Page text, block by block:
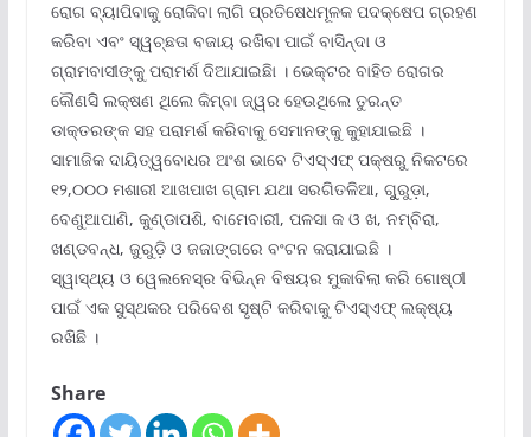
ରୋଗ ବ୍ୟାପିବାକୁ ରୋକିବା ଲାଗି ପ୍ରତିଷେଧମୂଳକ ପଦକ୍ଷେପ ଗ୍ରହଣ
କରିବା ଏବଂ ସ୍ୱଚ୍ଛତା ବଜାୟ ରଖିବା ପାଇଁ ବାସିନ୍ଦା ଓ
ଗ୍ରାମବାସୀଙ୍କୁ ପରାମର୍ଶ ଦିଆଯାଇଛିା । ଭେକ୍ଟର ବାହିତ ରୋଗର
କୌଣସିି ଲକ୍ଷଣ ଥିଲେ କିମ୍ବା ଜ୍ୱର ହେଉଥିଲେ ତୁରନ୍ତ
ଡାକ୍ତରଙ୍କ ସହ ପରାମର୍ଶ କରିବାକୁ ସେମାନଙ୍କୁ କୁହାଯାଇଛି ।
ସାମାଜିକ ଦାୟିତ୍ୱବୋଧର ଅଂଶ ଭାବେ ଟିଏସ୍‌ଏଫ୍ ପକ୍ଷରୁ ନିକଟରେ
୧୨,୦୦୦ ମଶାରୀ ଆଖପାଖ ଗ୍ରାମ ଯଥା ସରଗିତଳିଆ, ଗୁୁରୁଡ଼ା,
ବେଣୁଆପାଣି, କୁଣ୍ଡାପଶି, ବାମେବାରୀ, ପଳସା କ ଓ ଖ, ନମ୍ବିରା,
ଖଣ୍ଡବନ୍ଧ, ଜୁରୁଡ଼ି ଓ ଜଜାଙ୍ଗରେ ବଂଟନ କରାଯାଇଛି ।
ସ୍ୱାସ୍ଥ୍ୟ ଓ ୱେଲନେସ୍‌ର ବିଭିନ୍ନ ବିଷୟର ମୁକାବିଲା କରି ଗୋଷ୍ଠୀ
ପାଇଁ ଏକ ସୁସ୍ଥକର ପରିବେଶ ସୃଷ୍ଟି କରିବାକୁ ଟିଏସ୍‌ଏଫ୍ ଲକ୍ଷ୍ୟ
ରଖିଛି ।
Share